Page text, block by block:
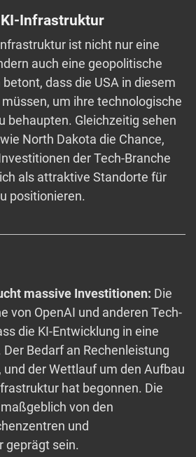
Infrastruktur
ist nicht nur eine
auch eine geopolitische
dass die USA in diesem
um ihre technologische
behaupten. Gleichzeitig sehen
North Dakota die Chance,
der Tech-Branche
als attraktive Standorte für
positionieren.
massive Investitionen: Die
von OpenAI und anderen Tech-
die KI-Entwicklung in eine
Bedarf an Rechenleistung
der Wettlauf um den Aufbau
hat begonnen. Die
von den
und
geprägt sein.